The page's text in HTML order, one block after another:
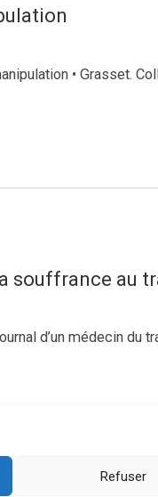
Refuser
•
souffrance au
d’un médecin du